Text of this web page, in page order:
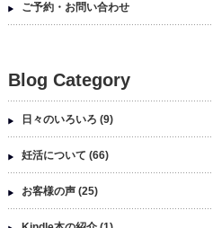
ご予約・お問い合わせ
Blog Category
日々のいろいろ (9)
妊活について (66)
お客様の声 (25)